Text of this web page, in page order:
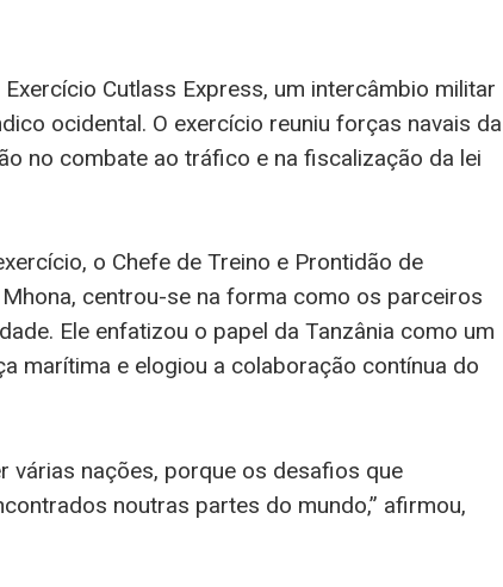
Cutlass Express, um intercâmbio militar
ocidental. O exercício reuniu forças navais da
no combate ao tráfico e na fiscalização da lei
o Chefe de Treino e Prontidão de
centrou-se na forma como os parceiros
Ele enfatizou o papel da Tanzânia como um
marítima e elogiou a colaboração contínua do
várias nações, porque os desafios que
noutras partes do mundo,” afirmou,